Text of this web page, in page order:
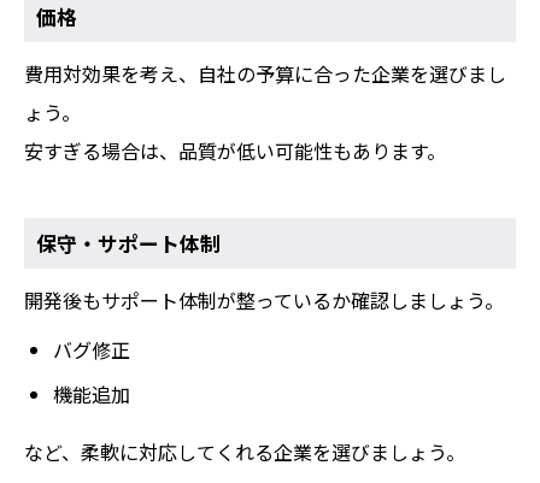
価格
費用対効果を考え、自社の予算に合った企業を選びまし
ょう。
安すぎる場合は、品質が低い可能性もあります。
保守・サポート体制
開発後もサポート体制が整っているか確認しましょう。
バグ修正
機能追加
など、柔軟に対応してくれる企業を選びましょう。